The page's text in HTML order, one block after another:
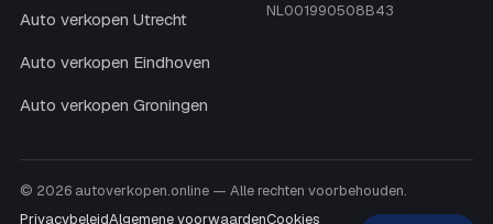
Auto verkopen Utrecht
Auto verkopen Eindhoven
Auto verkopen Groningen
NL001990508B43
© 2026 autoverkopen.online — Alle rechten voorbehouden.
PrivacybeleidAlgemene voorwaardenCookies